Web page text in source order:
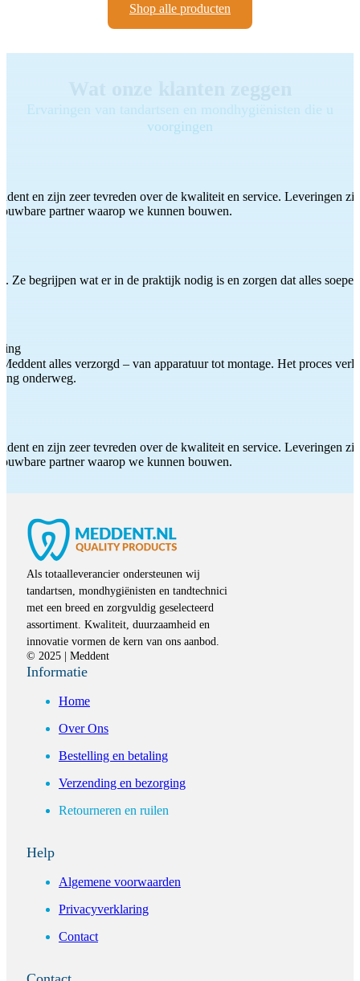
Shop alle producten
Ervaringen van tandartsen en mondhygiënisten die u
voorgingen
en zijn zeer tevreden over de kwaliteit en service. Leveringen
partner waarop we kunnen bouwen.
Ze begrijpen wat er in de praktijk nodig is en zorgen dat alles
alles verzorgd – van apparatuur tot montage. Het proces
onderweg.
en zijn zeer tevreden over de kwaliteit en service. Leveringen
partner waarop we kunnen bouwen.
Als totaalleverancier ondersteunen wij
tandartsen, mondhygiënisten en tandtechnici
met een breed en zorgvuldig geselecteerd
assortiment. Kwaliteit, duurzaamheid en
innovatie vormen de kern van ons aanbod.
© 2025 | Meddent
Informatie
Home
Over Ons
Bestelling en betaling
Verzending en bezorging
Retourneren en ruilen
Help
Algemene voorwaarden
Privacyverklaring
Contact